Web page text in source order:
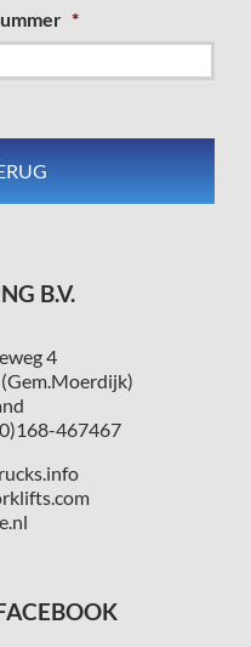
*
B.V.
4
467467